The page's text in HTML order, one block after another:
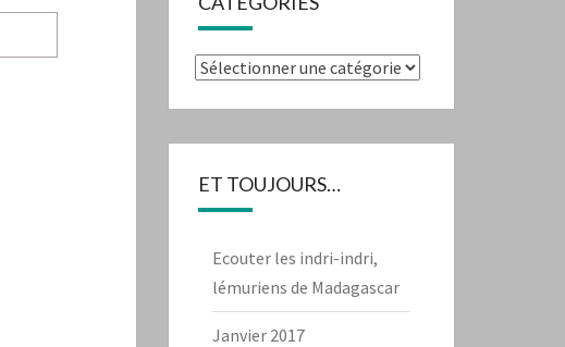
Catégories
ET TOUJOURS…
Ecouter les indri-indri,
lémuriens de Madagascar
Janvier 2017